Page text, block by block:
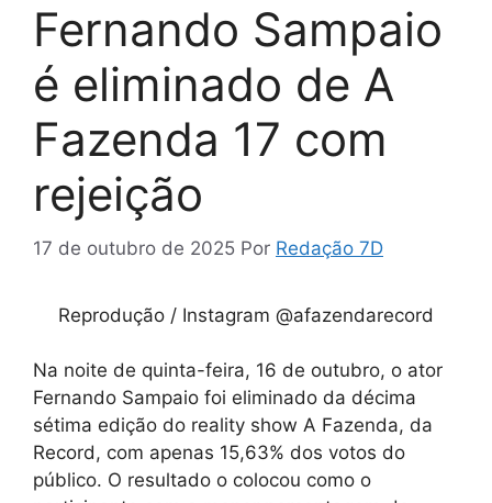
Fernando Sampaio
é eliminado de A
Fazenda 17 com
rejeição
17 de outubro de 2025 Por Redação 7D
Reprodução / Instagram @afazendarecord
Na noite de quinta-feira, 16 de outubro, o ator
Fernando Sampaio foi eliminado da décima
sétima edição do reality show A Fazenda, da
Record, com apenas 15,63% dos votos do
público. O resultado o colocou como o